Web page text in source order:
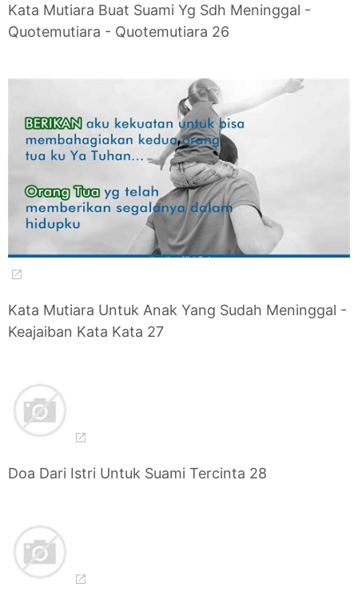
Kata Mutiara Buat Suami Yg Sdh Meninggal -
Quotemutiara - Quotemutiara 26
Kata Mutiara Untuk Anak Yang Sudah Meninggal -
Keajaiban Kata Kata 27
Doa Dari Istri Untuk Suami Tercinta 28